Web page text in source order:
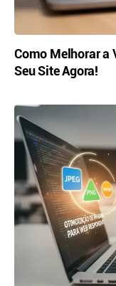
Como Melhorar a
Seu Site Agora!